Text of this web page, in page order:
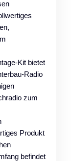
Kit bietet
Radio
zum
Produkt
befindet